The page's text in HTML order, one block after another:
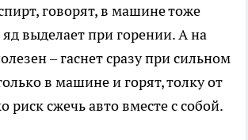
говорят, в машине тоже
выделает при горении. А на
– гаснет сразу при сильном
в машине и горят, толку от
риск сжечь авто вместе с собой.